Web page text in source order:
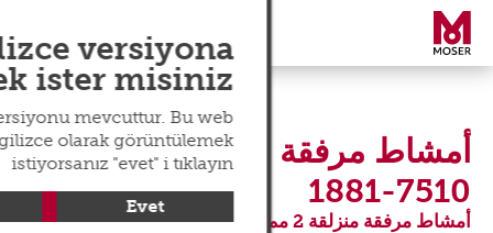
أمشاط مرفقة سهلة التركيب
7510-1881
أمشاط مرفقة منزلقة 2 مم
versiyona
ister misiniz?
mevcuttur. Bu web
olarak görüntülemek
istiyorsanız "evet" i tıklayın
Evet